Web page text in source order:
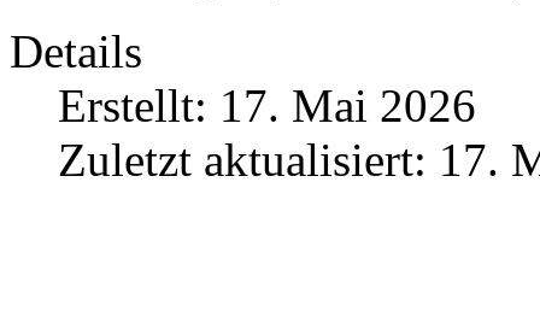
Details
Erstellt: 17. Mai 2026
Zuletzt aktualisiert: 17.